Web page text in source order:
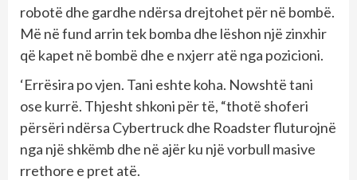
robotë dhe gardhe ndërsa drejtohet për në bombë.
Më në fund arrin tek bomba dhe lëshon një zinxhir
që kapet në bombë dhe e nxjerr atë nga pozicioni.
‘Errësira po vjen. Tani eshte koha. Nowshtë tani
ose kurrë. Thjesht shkoni për të, “thotë shoferi
përsëri ndërsa Cybertruck dhe Roadster fluturojnë
nga një shkëmb dhe në ajër ku një vorbull masive
rrethore e pret atë.